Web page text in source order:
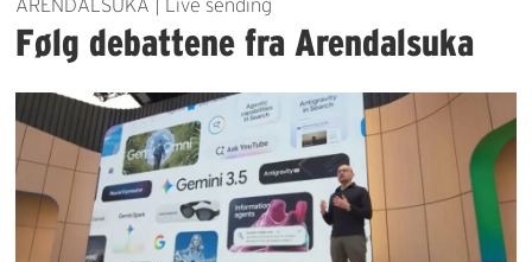
ARENDALSUKA | Live sending
Følg debattene fra Arendalsuka